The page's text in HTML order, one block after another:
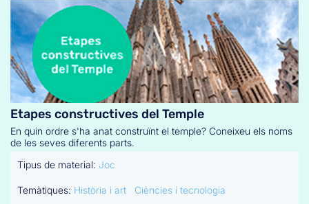
Etapes constructives del Temple
En quin ordre s'ha anat construïnt el temple? Coneixeu els noms
de les seves diferents parts.
Tipus de material: Joc
Temàtiques: Història i art Ciències i tecnologia